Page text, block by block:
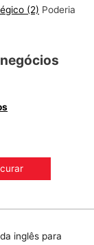
(2) Poderia
inglês para